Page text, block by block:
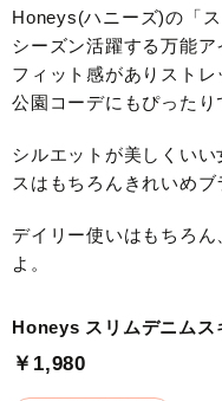
Honeys(ハニーズ)の「
シーズン活躍する万能ア
フィット感がありスト
公園コーデにもぴったり
シルエットが美しくい
スはもちろんきれいめ
デイリー使いはもちろ
よ。
Honeys スリムデニムス
￥1,980